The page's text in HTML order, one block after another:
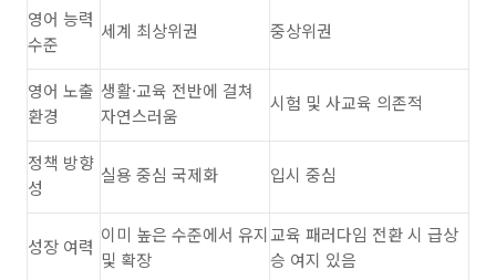
영어 능력
수준
세계 최상위권 중상위권
영어 노출
환경
생활·교육 전반에 걸쳐
자연스러움
시험 및 사교육 의존적
정책 방향
성
실용 중심 국제화 입시 중심
성장 여력
이미 높은 수준에서 유지
및 확장
교육 패러다임 전환 시 급상
승 여지 있음